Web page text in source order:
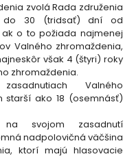
zvolá Rada združenia
do 30 (tridsať) dní od
o to požiada najmenej
Valného zhromaždenia,
však 4 (štyri) roky
zhromaždenia.
Valného
starší ako 18 (osemnásť)
svojom zasadnutí
nadpolovičná väčšina
ktorí majú hlasovacie